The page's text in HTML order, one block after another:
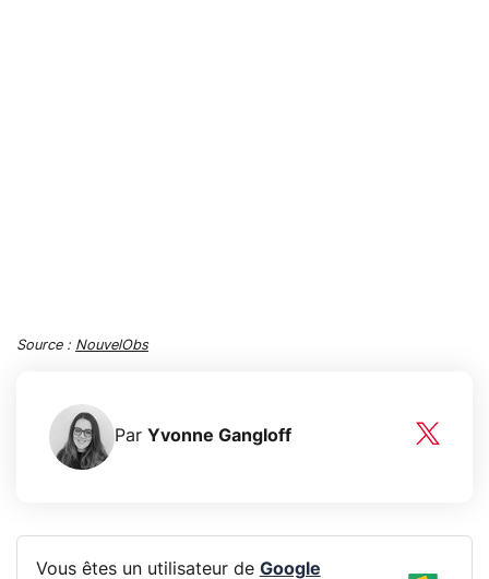
Source : NouvelObs
Par Yvonne Gangloff
Vous êtes un utilisateur de Google